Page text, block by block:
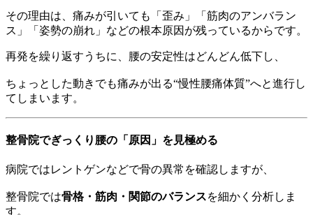
その理由は、痛みが引いても「歪み」「筋肉のアンバラン
ス」「姿勢の崩れ」などの根本原因が残っているからです。
再発を繰り返すうちに、腰の安定性はどんどん低下し、
ちょっとした動きでも痛みが出る“慢性腰痛体質”へと進行し
てしまいます。
整骨院でぎっくり腰の「原因」を見極める
病院ではレントゲンなどで骨の異常を確認しますが、
整骨院では骨格・筋肉・関節のバランスを細かく分析しま
す。